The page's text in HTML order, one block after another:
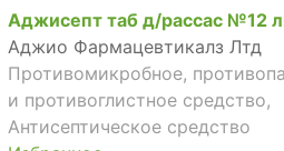
Аджисепт таб д/рассас №12
Аджио Фармацевтикалз Лтд
Противомикробное,
и противоглистное средство,
Антисептическое средство